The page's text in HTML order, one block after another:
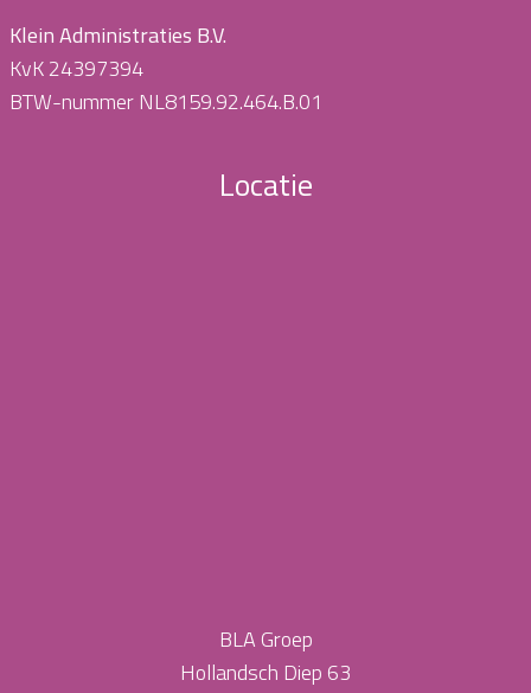
Klein Administraties B.V.
KvK 24397394
BTW-nummer NL8159.92.464.B.01
Locatie
BLA Groep
Hollandsch Diep 63